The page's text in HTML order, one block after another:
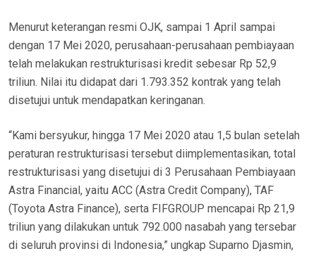
Menurut keterangan resmi OJK, sampai 1 April sampai
dengan 17 Mei 2020, perusahaan-perusahaan pembiayaan
telah melakukan restrukturisasi kredit sebesar Rp 52,9
triliun. Nilai itu didapat dari 1.793.352 kontrak yang telah
disetujui untuk mendapatkan keringanan.
“Kami bersyukur, hingga 17 Mei 2020 atau 1,5 bulan setelah
peraturan restrukturisasi tersebut diimplementasikan, total
restrukturisasi yang disetujui di 3 Perusahaan Pembiayaan
Astra Financial, yaitu ACC (Astra Credit Company), TAF
(Toyota Astra Finance), serta FIFGROUP mencapai Rp 21,9
triliun yang dilakukan untuk 792.000 nasabah yang tersebar
di seluruh provinsi di Indonesia,” ungkap Suparno Djasmin,